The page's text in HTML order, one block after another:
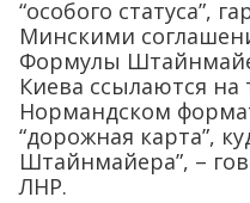
“особого статуса”,
Минскими
Формулы
Киева ссылаются на
Нормандском
“дорожная карта”,
Штайнмайера”, –
ЛНР.